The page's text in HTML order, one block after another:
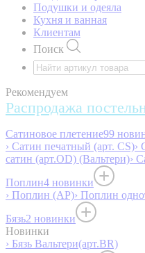
Подушки и одеяла
Кухня и ванная
Клиентам
Поиск
Рекомендуем
Распродажа
Сатиновое плетение99
› Сатин печатный (арт. СS)›
сатин (арт.OD) (Вальтери)›
Поплин4 новинки
› Поплин (AP)› Поплин
Бязь2 новинки
Новинки
› Бязь Вальтери(арт.BR)